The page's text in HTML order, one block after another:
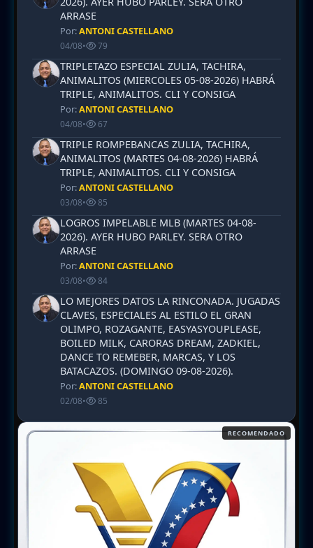
ARRASE
Por:ANTONI CASTELLANO
04/08• 79
TRIPLETAZO ESPECIAL ZULIA, TACHIRA,
ANIMALITOS (MIERCOLES 05-08-2026) HABRÁ
TRIPLE, ANIMALITOS. CLI Y CONSIGA
Por:ANTONI CASTELLANO
04/08• 67
TRIPLE ROMPEBANCAS ZULIA, TACHIRA,
ANIMALITOS (MARTES 04-08-2026) HABRÁ
TRIPLE, ANIMALITOS. CLI Y CONSIGA
Por:ANTONI CASTELLANO
03/08• 85
LOGROS IMPELABLE MLB (MARTES 04-08-
2026). AYER HUBO PARLEY. SERA OTRO
ARRASE
Por:ANTONI CASTELLANO
03/08• 84
LO MEJORES DATOS LA RINCONADA. JUGADAS
CLAVES, ESPECIALES AL ESTILO EL GRAN
OLIMPO, ROZAGANTE, EASYASYOUPLEASE,
BOILED MILK, CARORAS DREAM, ZADKIEL,
DANCE TO REMEBER, MARCAS, Y LOS
BATACAZOS. (DOMINGO 09-08-2026).
Por:ANTONI CASTELLANO
02/08• 85
RECOMENDADO